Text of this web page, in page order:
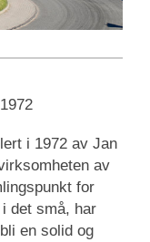
i 1972 av Jan
av
for
det små, har
en solid og